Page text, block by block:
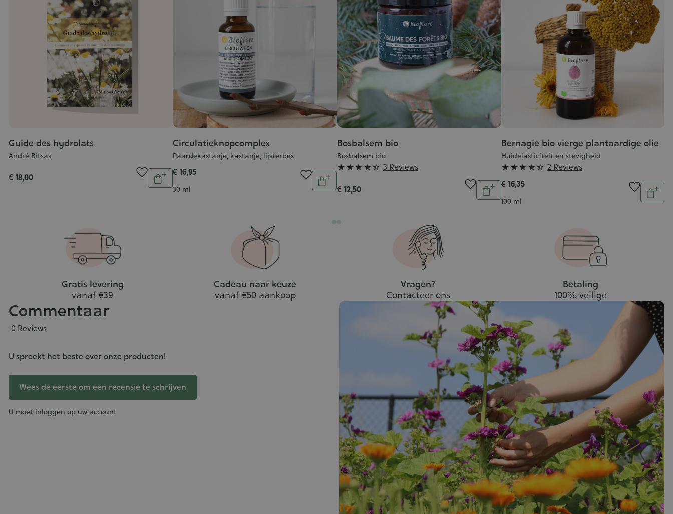
Guide des hydrolats
André Bitsas
€ 18,00 Aantal
In
winkelwagen
Circulatieknopcomplex
Paardekastanje, kastanje, lijsterbes
€ 16,95
Inhoud
30 ml
Aantal
In
winkelwagen
Bosbalsem bio
Bosbalsem bio
Grade
4/5
     3 Reviews
€ 12,50 Aantal
In
winkelwagen
Bernagie bio vierge plantaardige olie
Huidelasticiteit en stevigheid
Grade
4/5
     2 Reviews
€ 16,35
Inhoud
100 ml
Aantal
In
Gratis levering
vanaf €39
Cadeau naar keuze
vanaf €50 aankoop
Vragen?
Contacteer ons
Betaling
100% veilige
Commentaar
0 Reviews
U spreekt het beste over onze producten!
Wees de eerste om een recensie te schrijven
U moet inloggen op uw account